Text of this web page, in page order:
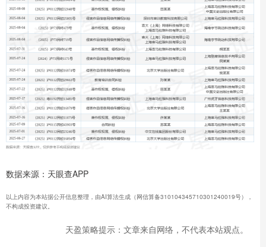
数据来源：天眼查APP
以上内容为本站据公开信息整理，由AI算法生成（网信算备310104345710301240019号），
不构成投资建议。
天盈策略提示：文章来自网络，不代表本站观点。